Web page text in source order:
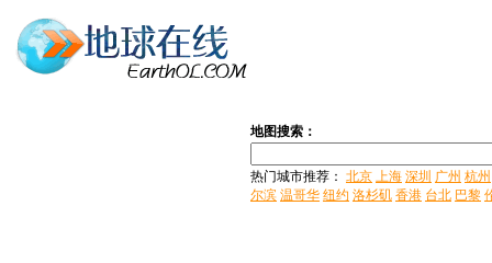
地图搜索：
热门城市推荐： 北京 上海 深圳 广州 杭州
尔滨 温哥华 纽约 洛杉矶 香港 台北 巴黎